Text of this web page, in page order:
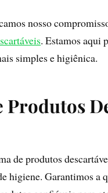
nosso
. Estamos aqui
simples e higiênica.
Produtos
de produtos
higiene. Garantimos a